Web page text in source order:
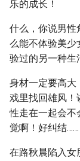
乐的成长！
什么，你说男性
么能不体验美少
验过的另一种生
身材一定要高大
戏里找回雄风！
性走在一起会不
觉啊！好纠结……
在路秋晨陷入女